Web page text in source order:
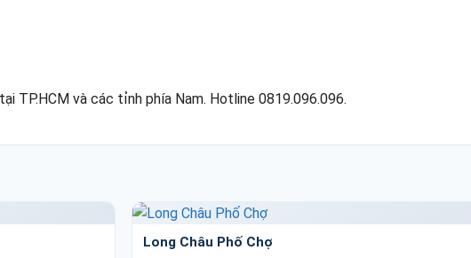
TP.HCM và các tỉnh phía Nam. Hotline 0819.096.096.
Long Châu Phố Chợ